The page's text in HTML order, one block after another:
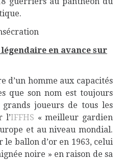
en avance sur
d’un homme aux capacités
que son nom est toujours
joueurs de tous les
l’IFFHS « meilleur gardien
et au niveau mondial.
ballon d’or en 1963, celui
noire » en raison de sa